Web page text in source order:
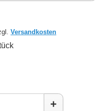
Versandkosten
+